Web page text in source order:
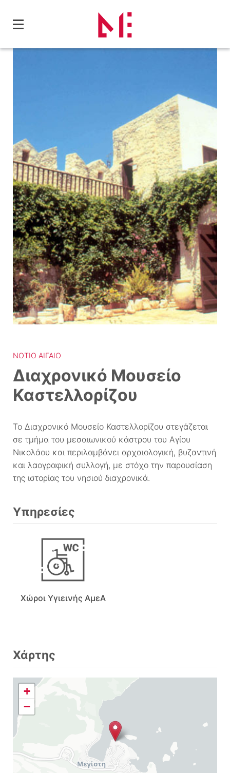
ΝΌΤΙΟ ΑΙΓΑΊΟ
Διαχρονικό Μουσείο
Καστελλορίζου
Το Διαχρονικό Μουσείο Καστελλορίζου στεγάζεται
σε τμήμα του μεσαιωνικού κάστρου του Αγίου
Νικολάου και περιλαμβάνει αρχαιολογική, βυζαντινή
και λαογραφική συλλογή, με στόχο την παρουσίαση
της ιστορίας του νησιού διαχρονικά.
Υπηρεσίες
Χώροι Υγιεινής ΑμεΑ
Χάρτης
+
−